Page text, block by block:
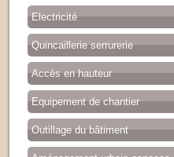
Electricité
Quincaillerie serrurerie
Accès en hauteur
Equipement de chantier
Outillage du bâtiment